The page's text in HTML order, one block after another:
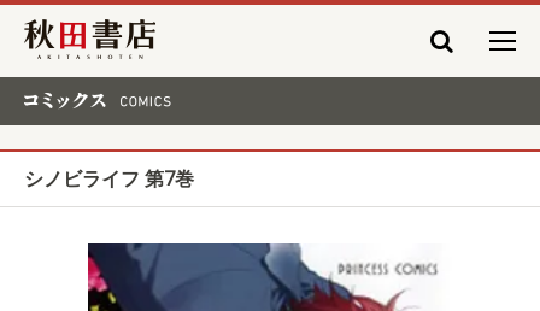
秋田書店
シノビライフ 第7巻